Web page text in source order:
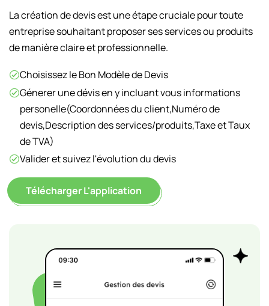
La création de devis est une étape cruciale pour toute
entreprise souhaitant proposer ses services ou produits
de manière claire et professionnelle.
Choisissez le Bon Modèle de Devis
Génerer une dévis en y incluant vous informations
personelle(Coordonnées du client,Numéro de
devis,Description des services/produits,Taxe et Taux
de TVA)
Valider et suivez l'évolution du devis
Télécharger L'application